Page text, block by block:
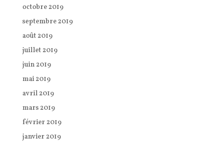
octobre 2019
septembre 2019
août 2019
juillet 2019
juin 2019
mai 2019
avril 2019
mars 2019
février 2019
janvier 2019